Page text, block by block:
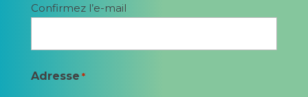
Confirmez l’e-mail
Adresse *